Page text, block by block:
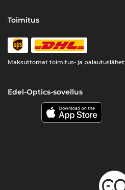
Toimitus
Maksuttomat toimitus- ja
Edel-Optics-sovellus